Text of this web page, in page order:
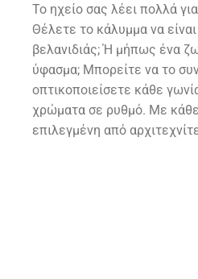
Το ηχείο σας λέει πολλά
Θέλετε το κάλυμμα να
βελανιδιάς; Ή μήπως ένα
ύφασμα; Μπορείτε να το
οπτικοποιείσετε κάθε
χρώματα σε ρυθμό. Με
επιλεγμένη από